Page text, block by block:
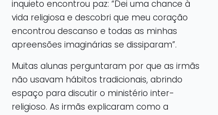
inquieto encontrou paz: “Dei uma chance à
vida religiosa e descobri que meu coração
encontrou descanso e todas as minhas
apreensões imaginárias se dissiparam”.
Muitas alunas perguntaram por que as irmãs
não usavam hábitos tradicionais, abrindo
espaço para discutir o ministério inter-
religioso. As irmãs explicaram como a